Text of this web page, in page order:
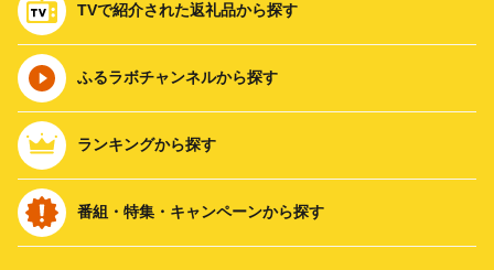
TVで紹介された返礼品から探す
ふるラボチャンネルから探す
ランキングから探す
番組・特集・キャンペーンから探す